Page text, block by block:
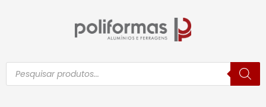
Pesquisar
produtos